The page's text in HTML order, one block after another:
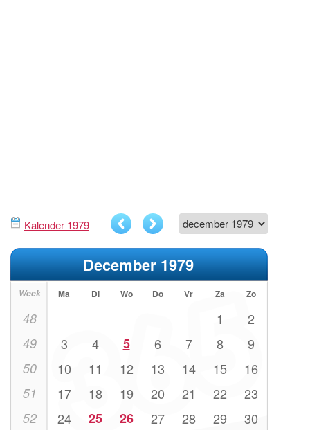
Kalender 1979
December 1979
Week Ma Di Wo Do Vr Za Zo
48 1 2
49 3 4 5 6 7 8 9
50 10 11 12 13 14 15 16
51 17 18 19 20 21 22 23
52 24 25 26 27 28 29 30